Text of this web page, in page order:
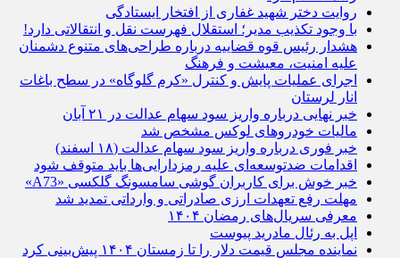
روایت دختر شهید غفاری از افتخار ایستادگی
با وجود تکذیب مدیر؛ استقلال فهرست نقل و انتقالاتی دارد!
هشدار رئیس قوه قضاییه درباره طراحی‌های متنوع دشمنان
علیه امنیت، معیشت و فرهنگ
اجرای عملیات پایش و کنترل «کرم گلوگاه» در سطح باغات
انار لرستان
خبر نهایی درباره واریز سود سهام عدالت در ۲۱ آبان
مالیات خودروهای لوکس مشخص شد
خبر فوری درباره واریز سود سهام عدالت (۱۸ اسفند)
اقدامات ضدتوسعه‌ای علیه رمزدارایی‌ها باید متوقف شود
خبر خوش برای کاربران گوشی سامسونگ گلکسی «A73»
مهلت رفع تعهدات ارزی صادراتی و وارداتی تمدید شد
معرفی سریال‌های رمضان ۱۴۰۴
اپل به رئال مادرید پیوست
نماینده مجلس قیمت دلار را تا زمستان ۱۴۰۴ پیش‌بینی کرد